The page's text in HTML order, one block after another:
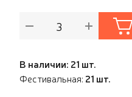
В наличии: 21 шт.
Фестивальная: 21 шт.